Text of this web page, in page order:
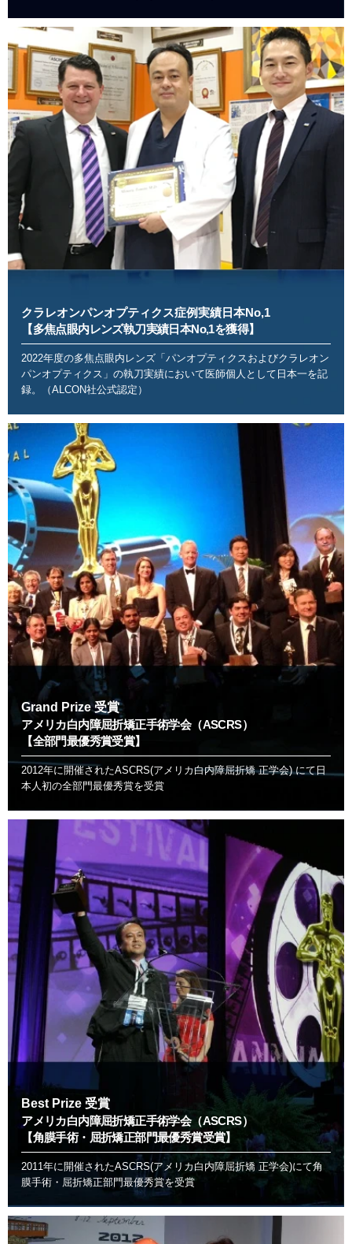
クラレオンパンオプティクス症例実績日本No,1
【多焦点眼内レンズ執刀実績日本No,1を獲得】
2022年度の多焦点眼内レンズ「パンオプティクスおよびクラレオン
パンオプティクス」の執刀実績において医師個人として日本一を記
録。（ALCON社公式認定）
Grand Prize 受賞
アメリカ白内障屈折矯正手術学会（ASCRS）
【全部門最優秀賞受賞】
2012年に開催されたASCRS(アメリカ白内障屈折矯 正学会) にて日
本人初の全部門最優秀賞を受賞
Best Prize 受賞
アメリカ白内障屈折矯正手術学会（ASCRS）
【角膜手術・屈折矯正部門最優秀賞受賞】
2011年に開催されたASCRS(アメリカ白内障屈折矯 正学会)にて角
膜手術・屈折矯正部門最優秀賞を受賞